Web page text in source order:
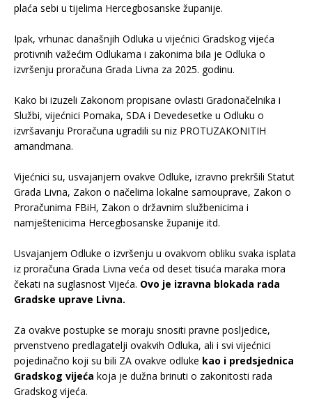
plaća sebi u tijelima Hercegbosanske županije.
Ipak, vrhunac današnjih Odluka u vijećnici Gradskog vijeća
protivnih važećim Odlukama i zakonima bila je Odluka o
izvršenju proračuna Grada Livna za 2025. godinu.
Kako bi izuzeli Zakonom propisane ovlasti Gradonačelnika i
Službi, vijećnici Pomaka, SDA i Devedesetke u Odluku o
izvršavanju Proračuna ugradili su niz PROTUZAKONITIH
amandmana.
Vijećnici su, usvajanjem ovakve Odluke, izravno prekršili Statut
Grada Livna, Zakon o načelima lokalne samouprave, Zakon o
Proračunima FBiH, Zakon o državnim službenicima i
namještenicima Hercegbosanske županije itd.
Usvajanjem Odluke o izvršenju u ovakvom obliku svaka isplata
iz proračuna Grada Livna veća od deset tisuća maraka mora
čekati na suglasnost Vijeća. Ovo je izravna blokada rada
Gradske uprave Livna.
Za ovakve postupke se moraju snositi pravne posljedice,
prvenstveno predlagatelji ovakvih Odluka, ali i svi vijećnici
pojedinačno koji su bili ZA ovakve odluke kao i predsjednica
Gradskog vijeća koja je dužna brinuti o zakonitosti rada
Gradskog vijeća.